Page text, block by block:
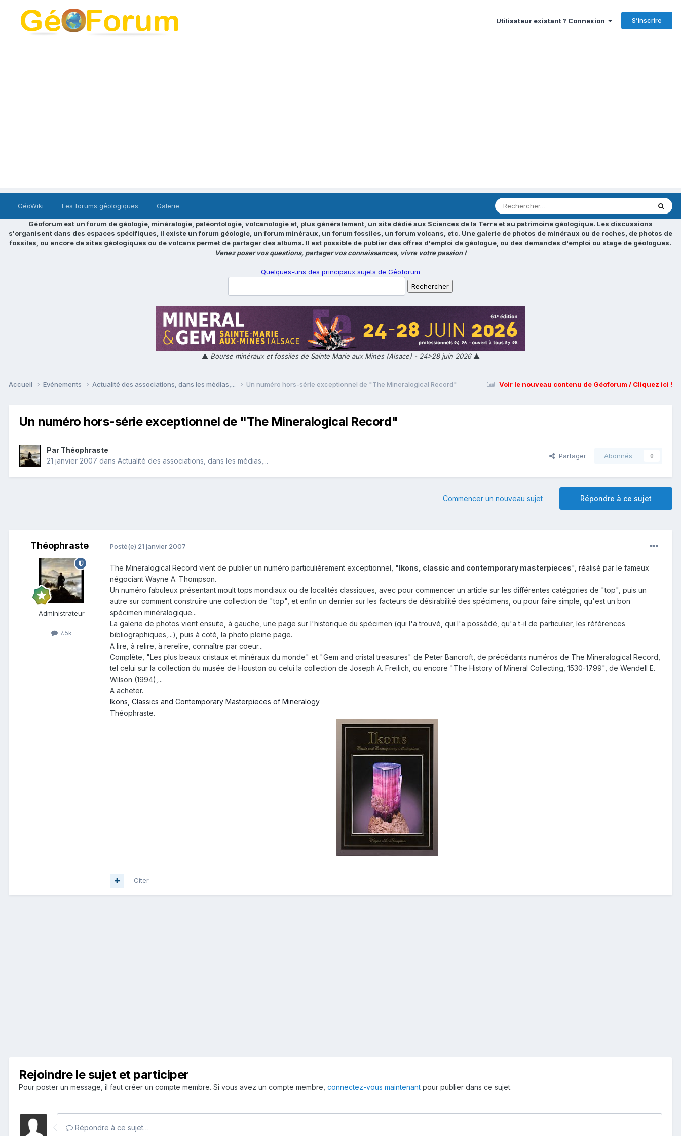
Utilisateur existant ? Connexion S’inscrire
GéoWiki Les forums géologiques Galerie
Géoforum est un forum de géologie, minéralogie, paléontologie, volcanologie et, plus généralement, un site dédié aux Sciences de la Terre et au patrimoine géologique. Les discussions
s'organisent dans des espaces spécifiques, il existe un forum géologie, un forum minéraux, un forum fossiles, un forum volcans, etc. Une galerie de photos de minéraux ou de roches, de photos de
fossiles, ou encore de sites géologiques ou de volcans permet de partager des albums. Il est possible de publier des offres d'emploi de géologue, ou des demandes d'emploi ou stage de géologues.
Venez poser vos questions, partager vos connaissances, vivre votre passion !
Quelques-uns des principaux sujets de Géoforum
▲ Bourse minéraux et fossiles de Sainte Marie aux Mines (Alsace) - 24>28 juin 2026▲
Voir le nouveau contenu de Géoforum / Cliquez ici !
Accueil Evénements Actualité des associations, dans les médias,... Un numéro hors-série exceptionnel de "The Mineralogical Record"
Un numéro hors-série exceptionnel de "The Mineralogical Record"
Par Théophraste
21 janvier 2007 dans Actualité des associations, dans les médias,...
Partager Abonnés 0
Répondre à ce sujet
Commencer un nouveau sujet
Théophraste
Administrateur
7.5k
Posté(e) 21 janvier 2007
The Mineralogical Record vient de publier un numéro particulièrement exceptionnel, "Ikons, classic and contemporary masterpieces", réalisé par le fameux
négociant Wayne A. Thompson.
Un numéro fabuleux présentant moult tops mondiaux ou de localités classiques, avec pour commencer un article sur les différentes catégories de "top", puis un
autre sur comment construire une collection de "top", et enfin un dernier sur les facteurs de désirabilité des spécimens, ou pour faire simple, qu'est un bon
spécimen minéralogique...
La galerie de photos vient ensuite, à gauche, une page sur l'historique du spécimen (qui l'a trouvé, qui l'a possédé, qu'a t-il de particulier, les références
bibliographiques,...), puis à coté, la photo pleine page.
A lire, à relire, à rerelire, connaître par coeur...
Complète, "Les plus beaux cristaux et minéraux du monde" et "Gem and cristal treasures" de Peter Bancroft, de précédants numéros de The Mineralogical Record,
tel celui sur la collection du musée de Houston ou celui la collection de Joseph A. Freilich, ou encore "The History of Mineral Collecting, 1530-1799", de Wendell E.
Wilson (1994),...
A acheter.
Ikons, Classics and Contemporary Masterpieces of Mineralogy
Théophraste.
Citer
Rejoindre le sujet et participer
Pour poster un message, il faut créer un compte membre. Si vous avez un compte membre, connectez-vous maintenant pour publier dans ce sujet.
Répondre à ce sujet…